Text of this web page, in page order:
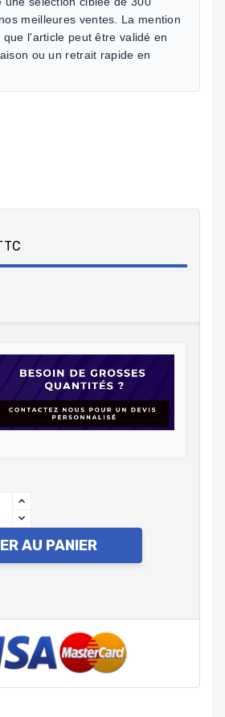
meilleures ventes. La mention
l'article peut être validé en
ou un retrait rapide en
AU PANIER